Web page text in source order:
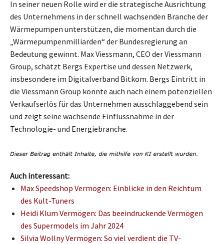
In seiner neuen Rolle wird er die strategische Ausrichtung
des Unternehmens in der schnell wachsenden Branche der
Wärmepumpen unterstützen, die momentan durch die
„Wärmepumpenmilliarden“ der Bundesregierung an
Bedeutung gewinnt. Max Viessmann, CEO der Viessmann
Group, schätzt Bergs Expertise und dessen Netzwerk,
insbesondere im Digitalverband Bitkom. Bergs Eintritt in
die Viessmann Group könnte auch nach einem potenziellen
Verkaufserlös für das Unternehmen ausschlaggebend sein
und zeigt seine wachsende Einflussnahme in der
Technologie- und Energiebranche.
Auch interessant:
Max Speedshop Vermögen: Einblicke in den Reichtum
des Kult-Tuners
Heidi Klum Vermögen: Das beeindruckende Vermögen
des Supermodels im Jahr 2024
Silvia Wollny Vermögen: So viel verdient die TV-